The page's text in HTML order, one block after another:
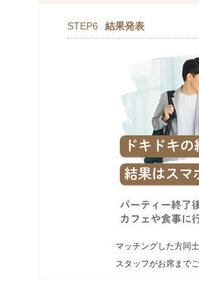
STEP6 結果発表
マッチングした方同
スタッフがお席まで